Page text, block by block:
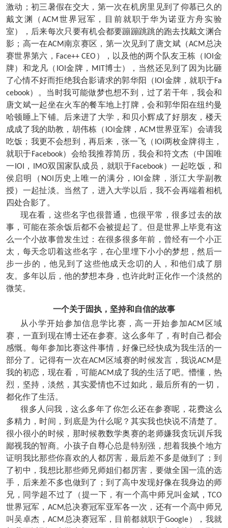
激动；初三暑假在交大，第一次在机房里见到了仰慕已久的
戴文渊（ACM 世界冠军，目前就职于华为诺亚方舟实验
室），后来每次只要有机会都要蹦蹦跳跳的跑去找戴文渊合
影；高一在ACM南京赛区，第一次见到了唐文斌（ACM 总决
赛世界第六， Face++ CEO ），以及他的两个队友王栋（ IOI 金
牌）和龙凡（ IOI 金牌， MIT 博士），当然还见到了因为比砸
了心情不好而拒绝我合影请求的郭华阳（ IOI 金牌，就职于Fa
cebook）。当时我可能做梦也想不到，过了若干年，我会和
唐文斌一起坐在火车的餐车地上打牌，会和郭华阳在纽约曼
哈顿睡上下铺。后来进了大学，和贝小辉成了好朋友，楼天
成成了我的助教，胡伟栋（ IOI 金牌，ACM世界亚军）会请我
吃饭；我更不会想到，再后来，张一飞（ IOI 两枚金牌得主，
就职于Facebook）会给我推荐简历，我会和符文杰（中国唯
一 IOI ， IMO双国家队成员，就职于Facebook）一起吃饭，和
侯启明（ NOI 历史上唯一的满分， IOI 金牌，浙江大学副教
授）一起扯淡。当然了，进入大学以后，我不会再端着相机
四处合影了。
现在看，这些名字也很普通，也很平常，很多过去的故
事，可能在茶余饭后都不会被提起了。但是世界上毕竟有这
么一个小故事曾发生过：在很多很多年前，曾经有一个小正
太，每天念叨着这些名字，在心里埋下小小的梦想，然后一
步一步的，他见到了这些他成天念叨的人，和他们成了朋
友。多年以后，他的梦想本身，也许此时正化作一个淡然的
微笑。
一个关于固执，坚持和自信的故事
从小学开始参加信息学比赛，高一开始参加ACM 区域
赛，一直到现在博士还在参赛。这么多年了，有时自己都会
感慨。每年参加比赛这件事情，好像已经快成为我生活的一
部分了。记得有一次在ACM 区域赛的时候发言，我说ACM是
我的初恋，现在看，可能ACM 成了我的生活了吧。懵懂，热
烈，坚持，淡然，其实爱情也不过如此，最后所有的一切，
都化作了生活。
很多人问我，这么多年了你怎么还在参赛呢，花费这么
多精力，时间，到底是为什么呢？其实我也快说不清楚了。
很小很小的时候，那时候教数学奥赛的老师嫌我贪玩训斥我
鄙视我的智商。小孩子自尊心总是特别强，想着我换个地方
证明我比那些你喜欢的人都厉害，最后差不多是做到了；到
了初中，我想比那些师兄师姐们都厉害，要做全国一流的选
手，后来差不多也做到了；到了高中发现好像在我身边的师
兄，同学超不过了（提一下，有一个高中师兄叫金斌，
TCO
世界冠军， ACM总决赛冠军亚军各一次，还有一个高中师兄
叫吴卓杰，ACM 总决赛冠军，目前都就职于Google），我就